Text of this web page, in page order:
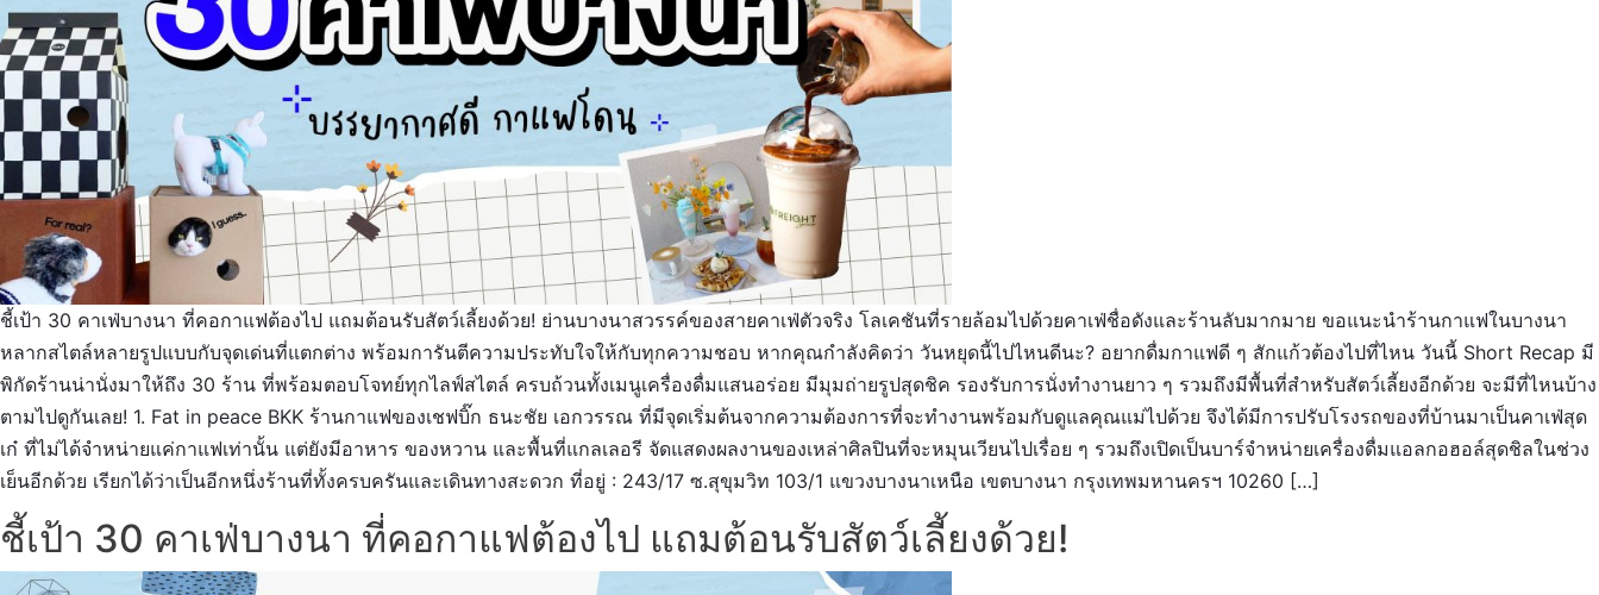
ชี้เป้า 30 คาเฟ่บางนา ที่คอกาแฟต้องไป แถมต้อนรับสัตว์เลี้ยงด้วย! ย่านบางนาสวรรค์ของสายคาเฟ่ตัวจริง โลเคชันที่รายล้อมไปด้วยคาเฟ่ชื่อดังและร้านลับมากมาย ขอแนะนำร้านกาแฟในบางนา
หลากสไตล์หลายรูปแบบกับจุดเด่นที่แตกต่าง พร้อมการันตีความประทับใจให้กับทุกความชอบ หากคุณกำลังคิดว่า วันหยุดนี้ไปไหนดีนะ? อยากดื่มกาแฟดี ๆ สักแก้วต้องไปที่ไหน วันนี้ Short Recap มี
พิกัดร้านน่านั่งมาให้ถึง 30 ร้าน ที่พร้อมตอบโจทย์ทุกไลฟ์สไตล์ ครบถ้วนทั้งเมนูเครื่องดื่มแสนอร่อย มีมุมถ่ายรูปสุดชิค รองรับการนั่งทำงานยาว ๆ รวมถึงมีพื้นที่สำหรับสัตว์เลี้ยงอีกด้วย จะมีที่ไหนบ้าง
ตามไปดูกันเลย! 1. Fat in peace BKK ร้านกาแฟของเชฟบิ๊ก ธนะชัย เอกวรรณ ที่มีจุดเริ่มต้นจากความต้องการที่จะทำงานพร้อมกับดูแลคุณแม่ไปด้วย จึงได้มีการปรับโรงรถของที่บ้านมาเป็นคาเฟ่สุด
เก๋ ที่ไม่ได้จำหน่ายแค่กาแฟเท่านั้น แต่ยังมีอาหาร ของหวาน และพื้นที่แกลเลอรี จัดแสดงผลงานของเหล่าศิลปินที่จะหมุนเวียนไปเรื่อย ๆ รวมถึงเปิดเป็นบาร์จำหน่ายเครื่องดื่มแอลกอฮอล์สุดชิลในช่วง
เย็นอีกด้วย เรียกได้ว่าเป็นอีกหนึ่งร้านที่ทั้งครบครันและเดินทางสะดวก ที่อยู่ : 243/17 ซ.สุขุมวิท 103/1 แขวงบางนาเหนือ เขตบางนา กรุงเทพมหานครฯ 10260 […]
ชี้เป้า 30 คาเฟ่บางนา ที่คอกาแฟต้องไป แถมต้อนรับสัตว์เลี้ยงด้วย!